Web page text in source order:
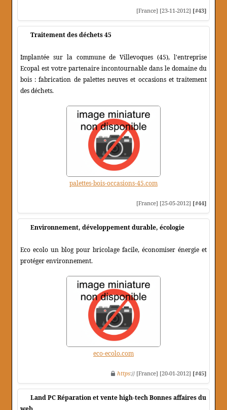
[France] [23-11-2012] [#43]
Traitement des déchets 45
Implantée sur la commune de Villevoques (45), l'entreprise
Ecopal est votre partenaire incontournable dans le domaine du
bois : fabrication de palettes neuves et occasions et traitement
des déchets.
palettes-bois-occasions-45.com
[France] [25-05-2012] [#44]
Environnement, développement durable, écologie
Eco ecolo un blog pour bricolage facile, économiser énergie et
protéger environnement.
eco-ecolo.com
https:// [France] [20-01-2012] [#45]
Land PC Réparation et vente high-tech Bonnes affaires du